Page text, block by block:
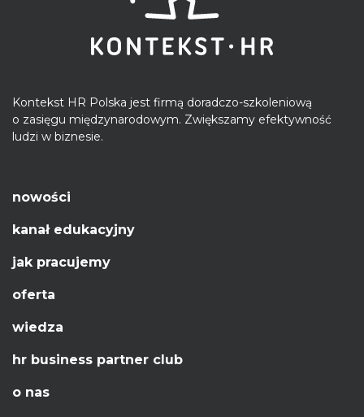
Kontekst HR Polska jest firmą doradczo-szkoleniową
o zasięgu międzynarodowym. Zwiększamy efektywność
ludzi w biznesie.
nowości
kanał edukacyjny
jak pracujemy
oferta
wiedza
hr business partner club
o nas